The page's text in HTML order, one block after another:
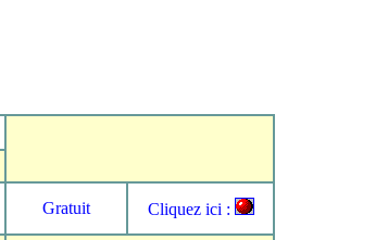
Gratuit Cliquez ici :